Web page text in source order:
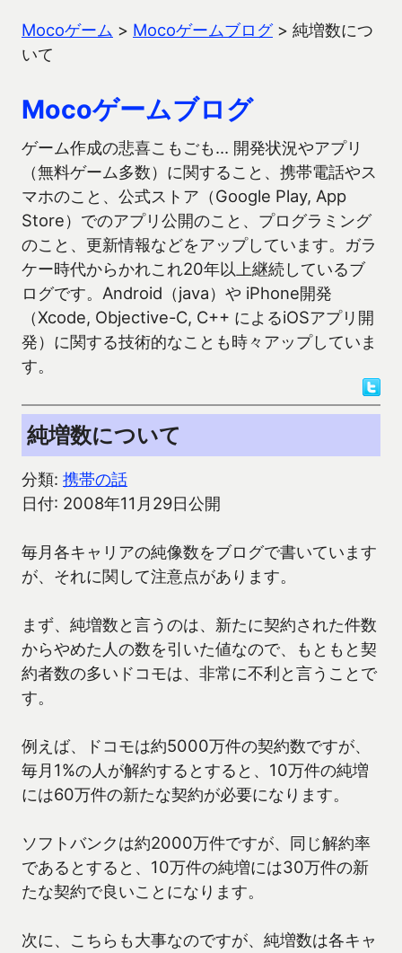
Mocoゲーム > Mocoゲームブログ> 純増数につ
いて
Mocoゲームブログ
ゲーム作成の悲喜こもごも… 開発状況やアプリ
（無料ゲーム多数）に関すること、携帯電話やス
マホのこと、公式ストア（Google Play, App
Store）でのアプリ公開のこと、プログラミング
のこと、更新情報などをアップしています。ガラ
ケー時代からかれこれ20年以上継続しているブ
ログです。Android（java）や iPhone開発
（Xcode, Objective-C, C++ によるiOSアプリ開
発）に関する技術的なことも時々アップしていま
す。
純増数について
分類: 携帯の話
日付: 2008年11月29日公開
毎月各キャリアの純像数をブログで書いています
が、それに関して注意点があります。
まず、純増数と言うのは、新たに契約された件数
からやめた人の数を引いた値なので、もともと契
約者数の多いドコモは、非常に不利と言うことで
す。
例えば、ドコモは約5000万件の契約数ですが、
毎月1%の人が解約するとすると、10万件の純増
には60万件の新たな契約が必要になります。
ソフトバンクは約2000万件ですが、同じ解約率
であるとすると、10万件の純増には30万件の新
たな契約で良いことになります。
次に、こちらも大事なのですが、純増数は各キャ